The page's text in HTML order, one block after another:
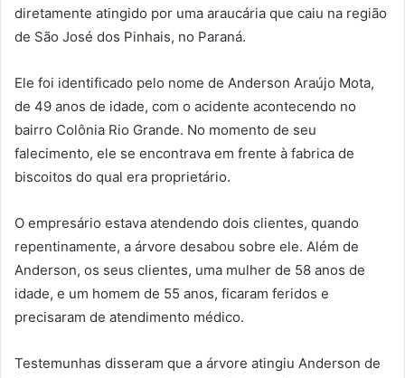
diretamente atingido por uma araucária que caiu na região
de São José dos Pinhais, no Paraná.
Ele foi identificado pelo nome de Anderson Araújo Mota,
de 49 anos de idade, com o acidente acontecendo no
bairro Colônia Rio Grande. No momento de seu
falecimento, ele se encontrava em frente à fabrica de
biscoitos do qual era proprietário.
O empresário estava atendendo dois clientes, quando
repentinamente, a árvore desabou sobre ele. Além de
Anderson, os seus clientes, uma mulher de 58 anos de
idade, e um homem de 55 anos, ficaram feridos e
precisaram de atendimento médico.
Testemunhas disseram que a árvore atingiu Anderson de